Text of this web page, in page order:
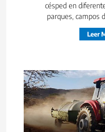
césped en
parques, campos
Leer